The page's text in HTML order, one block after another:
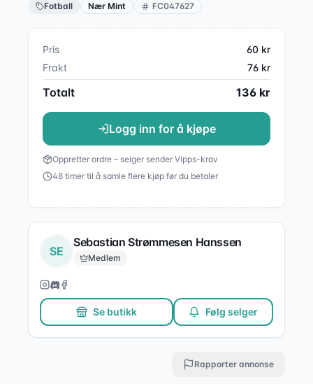
Fotball Nær Mint FC047627
Pris 60 kr
Frakt
76 kr
Totalt 136 kr
Logg inn for å kjøpe
Oppretter ordre – selger sender Vipps-krav
48 timer til å samle flere kjøp før du betaler
SE
Sebastian Strømmesen Hanssen
Medlem
Se butikk Følg selger
Rapporter annonse